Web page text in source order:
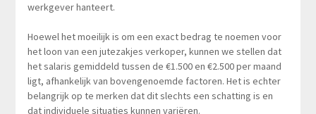
werkgever hanteert.
Hoewel het moeilijk is om een exact bedrag te noemen voor
het loon van een jutezakjes verkoper, kunnen we stellen dat
het salaris gemiddeld tussen de €1.500 en €2.500 per maand
ligt, afhankelijk van bovengenoemde factoren. Het is echter
belangrijk op te merken dat dit slechts een schatting is en
dat individuele situaties kunnen variëren.